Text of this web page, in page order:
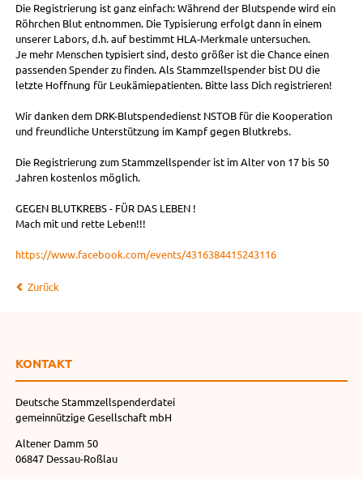
Die Registrierung ist ganz einfach: Während der Blutspende wird ein
Röhrchen Blut entnommen. Die Typisierung erfolgt dann in einem
unserer Labors, d.h. auf bestimmt HLA-Merkmale untersuchen.
Je mehr Menschen typisiert sind, desto größer ist die Chance einen
passenden Spender zu finden. Als Stammzellspender bist DU die
letzte Hoffnung für Leukämiepatienten. Bitte lass Dich registrieren!
Wir danken dem DRK-Blutspendedienst NSTOB für die Kooperation
und freundliche Unterstützung im Kampf gegen Blutkrebs.
Die Registrierung zum Stammzellspender ist im Alter von 17 bis 50
Jahren kostenlos möglich.
GEGEN BLUTKREBS - FÜR DAS LEBEN !
Mach mit und rette Leben!!!
https://www.facebook.com/events/4316384415243116
Zurück
KONTAKT
Deutsche Stammzellspenderdatei
gemeinnützige Gesellschaft mbH
Altener Damm 50
06847 Dessau-Roßlau